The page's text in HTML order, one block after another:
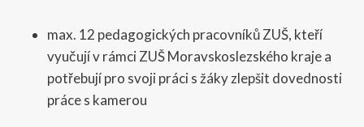
max. 12 pedagogických pracovníků ZUŠ, kteří
vyučují v rámci ZUŠ Moravskoslezského kraje a
potřebují pro svoji práci s žáky zlepšit dovednosti
práce s kamerou